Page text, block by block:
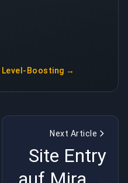
Level-Boosting →
Next Article
Site Entry